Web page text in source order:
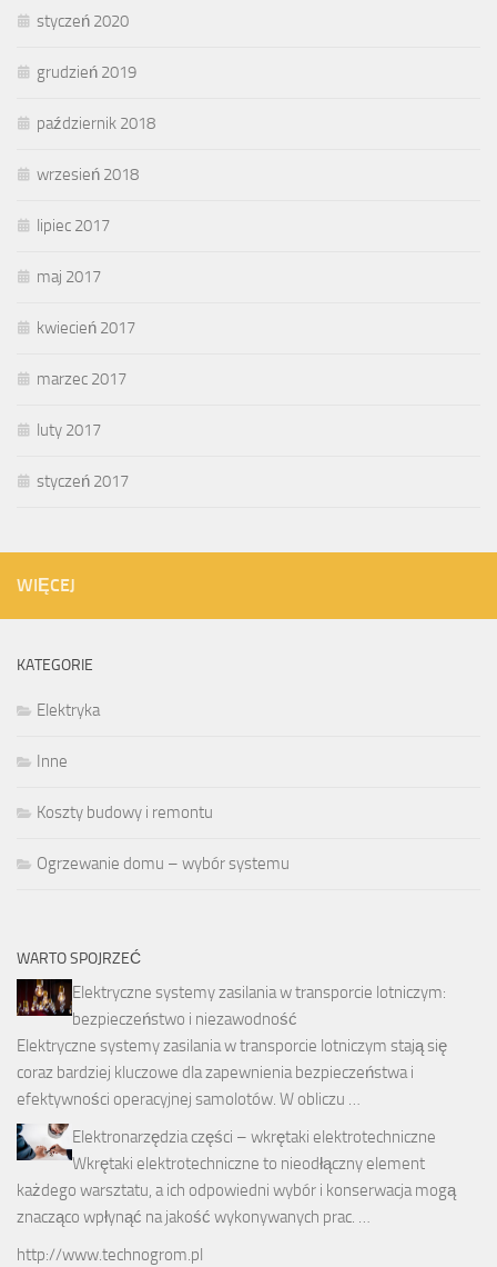
styczeń 2020
grudzień 2019
październik 2018
wrzesień 2018
lipiec 2017
maj 2017
kwiecień 2017
marzec 2017
luty 2017
styczeń 2017
WIĘCEJ
KATEGORIE
Elektryka
Inne
Koszty budowy i remontu
Ogrzewanie domu – wybór systemu
WARTO SPOJRZEĆ
Elektryczne systemy zasilania w transporcie lotniczym:
bezpieczeństwo i niezawodność
Elektryczne systemy zasilania w transporcie lotniczym stają się
coraz bardziej kluczowe dla zapewnienia bezpieczeństwa i
efektywności operacyjnej samolotów. W obliczu …
Elektronarzędzia części – wkrętaki elektrotechniczne
Wkrętaki elektrotechniczne to nieodłączny element
każdego warsztatu, a ich odpowiedni wybór i konserwacja mogą
znacząco wpłynąć na jakość wykonywanych prac. …
http://www.technogrom.pl